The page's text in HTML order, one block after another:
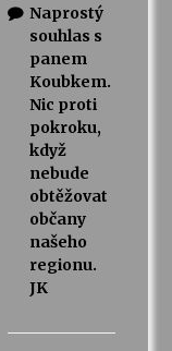
Naprostý
souhlas s
panem
Koubkem.
Nic proti
pokroku,
když
nebude
obtěžovat
občany
našeho
regionu.
JK